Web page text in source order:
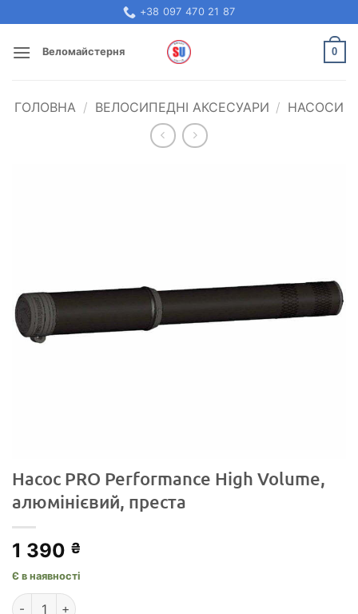
to
content
+38 097 470 21 87
Веломайстерня 0
ГОЛОВНА / ВЕЛОСИПЕДНІ АКСЕСУАРИ / НАСОСИ
Насос PRO Performance High Volume,
алюмінієвий, преста
1 390 ₴
Є в наявності
Насос PRO Performance High Volume, алюмінієвий, преста